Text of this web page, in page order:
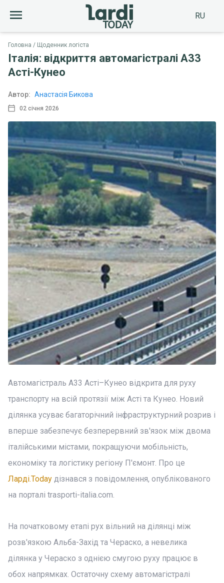
RU
Головна Щоденник логіста
Італія: відкриття автомагістралі A33
Асті-Кунео
02 січня 2026
Автор: Анастасія Бикова
Автомагістраль A33 Асті–Кунео відкрита для руху
транспорту на всій протязії між Асті та Кунео. Новий
ділянка усуває багаторічний інфраструктурний розрив і
вперше забезпечує безперервний зв'язок між двома
італійськими містами, покращуючи мобільність,
економіку та логістику регіону П'ємонт. Про це
Ларді.Today дізнався з повідомлення, опублікованого
на порталі trasporti-italia.com.
На початковому етапі рух вільний на ділянці між
розв'язкою Альба-Захід та Чераско, а невелика
ділянка у Чераско з однією смугою руху працює в
обох напрямках. Остаточну схему автомагістралі